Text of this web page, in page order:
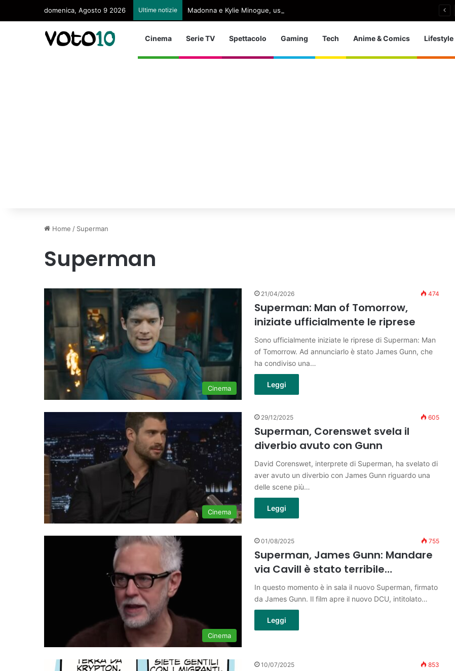
domenica, Agosto 9 2026 Ultime notizie Madonna e Kylie Minogue, uscito Love Sensation (Afterhours Mix)
Cinema Serie TV Spettacolo Gaming Tech Anime & Comics Lifestyle
Home / Superman
Superman
Cinema
21/04/2026 474
Superman: Man of Tomorrow,
iniziate ufficialmente le riprese
Sono ufficialmente iniziate le riprese di Superman: Man
of Tomorrow. Ad annunciarlo è stato James Gunn, che
ha condiviso una…
Leggi
Cinema
29/12/2025 605
Superman, Corenswet svela il
diverbio avuto con Gunn
David Corenswet, interprete di Superman, ha svelato di
aver avuto un diverbio con James Gunn riguardo una
delle scene più…
Leggi
Cinema
01/08/2025 755
Superman, James Gunn: Mandare
via Cavill è stato terribile…
In questo momento è in sala il nuovo Superman, firmato
da James Gunn. Il film apre il nuovo DCU, intitolato…
Leggi
10/07/2025 853